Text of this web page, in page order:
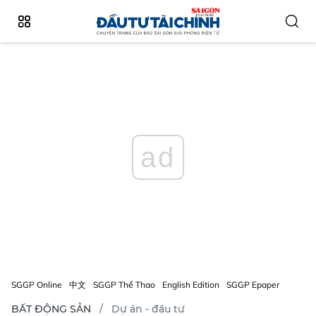
ad
SGGP Online 中文 SGGP Thể Thao English Edition SGGP Epaper
BẤT ĐỘNG SẢN Dự án - đầu tư